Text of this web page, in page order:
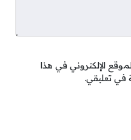
الإلكتروني في هذا
في تعليقي.